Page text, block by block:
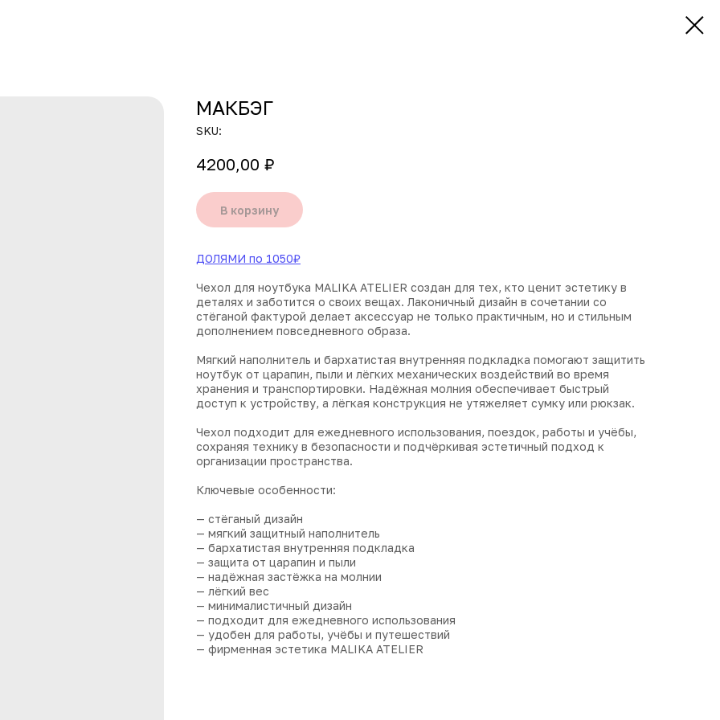
МАКБЭГ
SKU:
4200,00 ₽
В корзину
ДОЛЯМИ по 1050₽
Чехол для ноутбука MALIKA ATELIER создан для тех, кто ценит эстетику в
деталях и заботится о своих вещах. Лаконичный дизайн в сочетании со
стёганой фактурой делает аксессуар не только практичным, но и стильным
дополнением повседневного образа.
Мягкий наполнитель и бархатистая внутренняя подкладка помогают защитить
ноутбук от царапин, пыли и лёгких механических воздействий во время
хранения и транспортировки. Надёжная молния обеспечивает быстрый
доступ к устройству, а лёгкая конструкция не утяжеляет сумку или рюкзак.
Чехол подходит для ежедневного использования, поездок, работы и учёбы,
сохраняя технику в безопасности и подчёркивая эстетичный подход к
организации пространства.
Ключевые особенности:
— стёганый дизайн
— мягкий защитный наполнитель
— бархатистая внутренняя подкладка
— защита от царапин и пыли
— надёжная застёжка на молнии
— лёгкий вес
— минималистичный дизайн
— подходит для ежедневного использования
— удобен для работы, учёбы и путешествий
— фирменная эстетика MALIKA ATELIER